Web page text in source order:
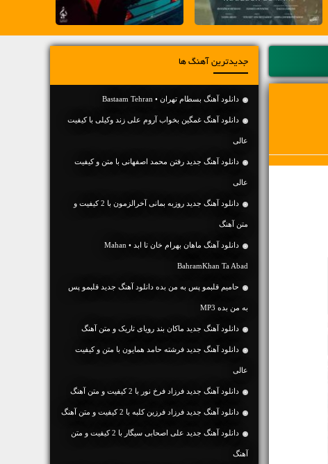
جدیدترین آهنگ ها
دانلود آهنگ بسطام تهران • Bastaam Tehran
دانلود آهنگ غمگین بخواب آروم علی زند وکیلی با کیفیت
عالی
دانلود آهنگ جديد رفتن محمد اصفهانی با متن و کیفیت
عالی
دانلود آهنگ جديد روزبه بمانی آخرالزمون با 2 کیفیت و
متن آهنگ
دانلود آهنگ ماهان بهرام خان تا ابد • Mahan
BahramKhan Ta Abad
حامیم قلبمو پس به من بده دانلود آهنگ جدید قلبمو پس
به من بده MP3
دانلود آهنگ جديد ماکان بند رویای تاریک و متن آهنگ
دانلود آهنگ جديد فرشته حامد همایون با متن و کیفیت
عالی
دانلود آهنگ جديد فرزاد فرخ نور با 2 کیفیت و متن آهنگ
دانلود آهنگ جديد فرزاد فرزین کلبه با 2 کیفیت و متن آهنگ
دانلود آهنگ جديد علی اصحابی سیگار با 2 کیفیت و متن
آهنگ